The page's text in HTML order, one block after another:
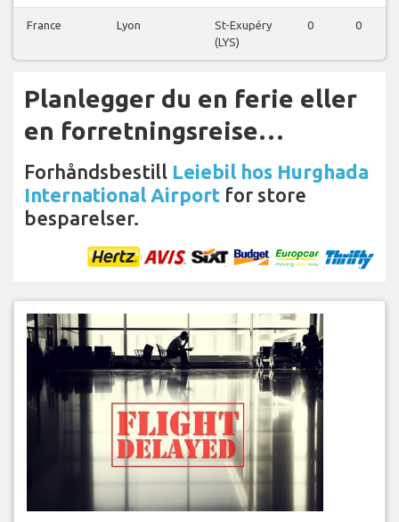
France Lyon
St-Exupéry
(LYS)
0 0
Planlegger du en ferie eller
en forretningsreise…
Forhåndsbestill Leiebil hos Hurghada
International Airport for store
besparelser.